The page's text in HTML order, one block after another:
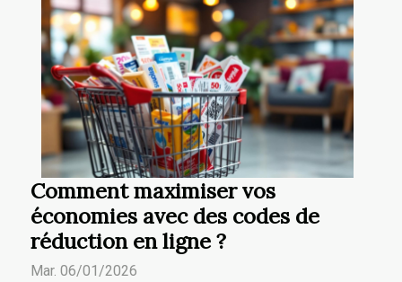
Comment maximiser vos
économies avec des codes de
réduction en ligne ?
Mar. 06/01/2026